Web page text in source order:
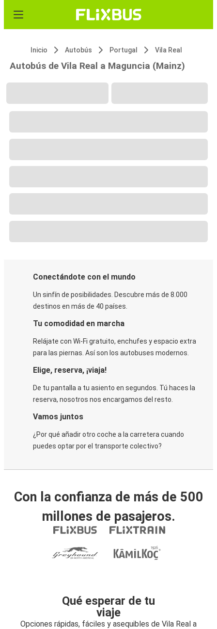
Inicio Autobús Portugal Vila Real
Autobús de Vila Real a Maguncia (Mainz)
Conectándote con el mundo
Un sinfín de posibilidades. Descubre más de 8.000
destinos en más de 40 países.
Tu comodidad en marcha
Relájate con Wi-Fi gratuito, enchufes y espacio extra
para las piernas. Así son los autobuses modernos.
Elige, reserva, ¡viaja!
De tu pantalla a tu asiento en segundos. Tú haces la
reserva, nosotros nos encargamos del resto.
Vamos juntos
¿Por qué añadir otro coche a la carretera cuando
puedes optar por el transporte colectivo?
Con la confianza de más de 500
millones de pasajeros.
Qué esperar de tu
viaje
Opciones rápidas, fáciles y asequibles de Vila Real a